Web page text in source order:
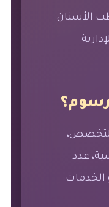
الأسنان
التخصص،
عدد
الخدمات